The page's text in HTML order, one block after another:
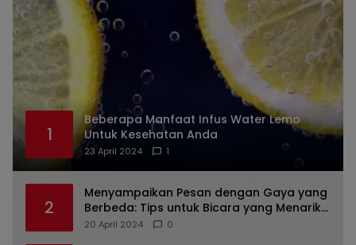
1
Beberapa Manfaat Infus Water Lemo
Untuk Kesehatan Anda
23 April 2024 1
2
Menyampaikan Pesan dengan Gaya yang
Berbeda: Tips untuk Bicara yang Menarik
dan Unik
20 April 2024 0